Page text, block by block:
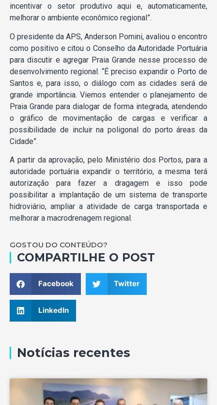
incentivar o setor produtivo aqui e, automaticamente,
melhorar o ambiente econômico regional”.
O presidente da APS, Anderson Pomini, avaliou o encontro
como positivo e citou o Conselho da Autoridade Portuária
para discutir e agregar Praia Grande nesse processo de
desenvolvimento regional. “É preciso expandir o Porto de
Santos e, para isso, o diálogo com as cidades será de
grande importância. Viemos entender o planejamento de
Praia Grande para dialogar de forma integrada, atendendo
o gráfico de movimentação de cargas e verificar a
possibilidade de incluir na poligonal do porto áreas da
Cidade”.
A partir da aprovação, pelo Ministério dos Portos, para a
autoridade portuária expandir o território, a mesma terá
autorização para fazer a dragagem e isso pode
possibilitar a implantação de um sistema de transporte
hidroviário, ampliar a atividade de carga transportada e
melhorar a macrodrenagem regional.
GOSTOU DO CONTEÚDO?
COMPARTILHE O POST
Facebook Twitter
LinkedIn
Notícias recentes